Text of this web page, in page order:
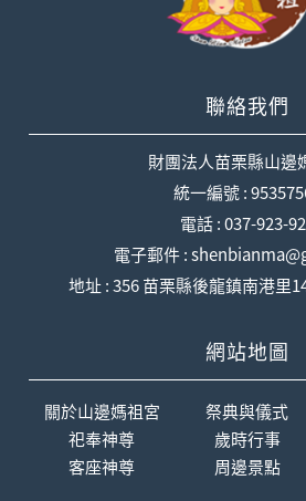
聯絡我們
財團法人苗栗縣山邊
統一編號 :
電話 : 037-923-
電子郵件 :
地址 : 356 苗栗縣後龍鎮南港里
網站地圖
關於山邊媽祖宮
祀奉神尊
客座神尊
祭典與儀式
歲時行事
周邊景點